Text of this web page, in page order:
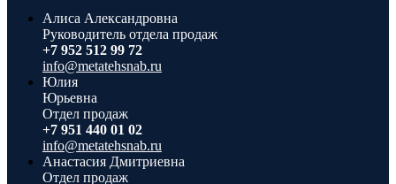
Алиса Александровна
Руководитель отдела продаж
+7 952 512 99 72
info@metatehsnab.ru
Юлия
Юрьевна
Отдел продаж
+7 951 440 01 02
info@metatehsnab.ru
Анастасия Дмитриевна
Отдел продаж